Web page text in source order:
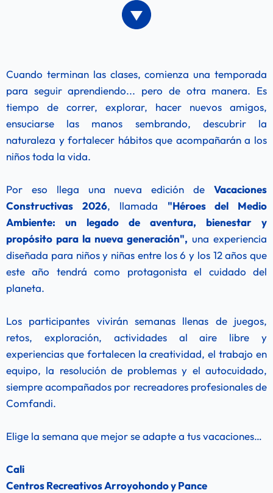
Cuando terminan las clases, comienza una temporada
para seguir aprendiendo... pero de otra manera. Es
tiempo de correr, explorar, hacer nuevos amigos,
ensuciarse las manos sembrando, descubrir la
naturaleza y fortalecer hábitos que acompañarán a los
niños toda la vida.
Por eso llega una nueva edición de Vacaciones
Constructivas 2026, llamada "Héroes del Medio
Ambiente: un legado de aventura, bienestar y
propósito para la nueva generación", una experiencia
diseñada para niños y niñas entre los 6 y los 12 años que
este año tendrá como protagonista el cuidado del
planeta.
Los participantes vivirán semanas llenas de juegos,
retos, exploración, actividades al aire libre y
experiencias que fortalecen la creatividad, el trabajo en
equipo, la resolución de problemas y el autocuidado,
siempre acompañados por recreadores profesionales de
Comfandi.
Elige la semana que mejor se adapte a tus vacaciones…
Cali
Centros Recreativos Arroyohondo y Pance